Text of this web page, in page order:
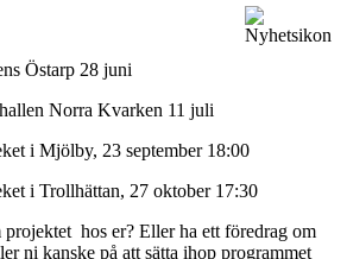
Östarp 28 juni
Norra Kvarken 11 juli
i Mjölby, 23 september 18:00
i Trollhättan, 27 oktober 17:30
hos er? Eller ha ett föredrag om
ni kanske på att sätta ihop programmet